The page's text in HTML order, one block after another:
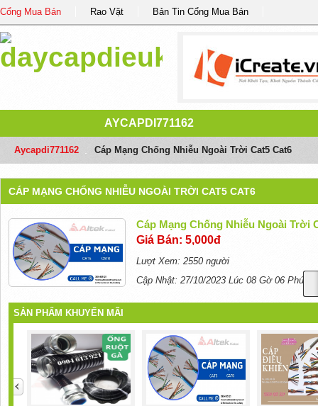
Cổng Mua Bán Rao Vặt Bản Tin Cổng Mua Bán
AYCAPDI771162
Aycapdi771162 Cáp Mạng Chống Nhiễu Ngoài Trời Cat5 Cat6
CÁP MẠNG CHỐNG NHIỄU NGOÀI TRỜI CAT5 CAT6
Cáp Mạng Chống Nhiễu Ngoài Trời
Giá Bán: 5,000đ
Lượt Xem: 2550 người
Cập Nhật: 27/10/2023 Lúc 08 Gờ 06 Phút
SẢN PHẨM KHUYẾN MÃI